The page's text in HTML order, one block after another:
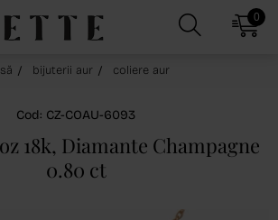
0
bijuterii aur coliere aur
Cod: CZ-COAU-6093
18k, Diamante Champagne
0.80 ct